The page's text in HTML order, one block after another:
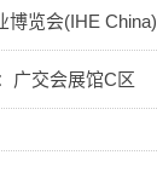
博览会(IHE China)
广交会展馆C区